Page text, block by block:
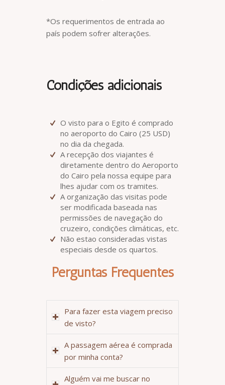
*Os requerimentos de entrada ao
país podem sofrer alterações.
Condições adicionais
O visto para o Egito é comprado
no aeroporto do Cairo (25 USD)
no dia da chegada.
A recepção dos viajantes é
diretamente dentro do Aeroporto
do Cairo pela nossa equipe para
lhes ajudar com os tramites.
A organização das visitas pode
ser modificada baseada nas
permissões de navegação do
cruzeiro, condições climáticas, etc.
Não estao consideradas vistas
especiais desde os quartos.
Perguntas Frequentes
Para fazer esta viagem preciso
de visto?
A passagem aérea é comprada
por minha conta?
Alguém vai me buscar no